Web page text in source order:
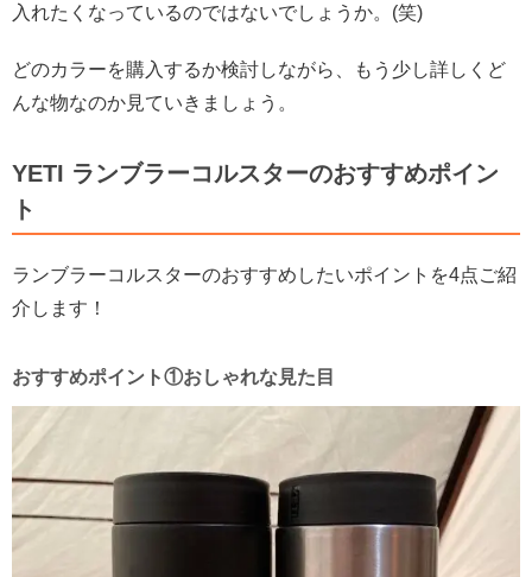
入れたくなっているのではないでしょうか。(笑)
どのカラーを購入するか検討しながら、もう少し詳しくど
んな物なのか見ていきましょう。
YETI ランブラーコルスターのおすすめポイン
ト
ランブラーコルスターのおすすめしたいポイントを4点ご紹
介します！
おすすめポイント①おしゃれな見た目